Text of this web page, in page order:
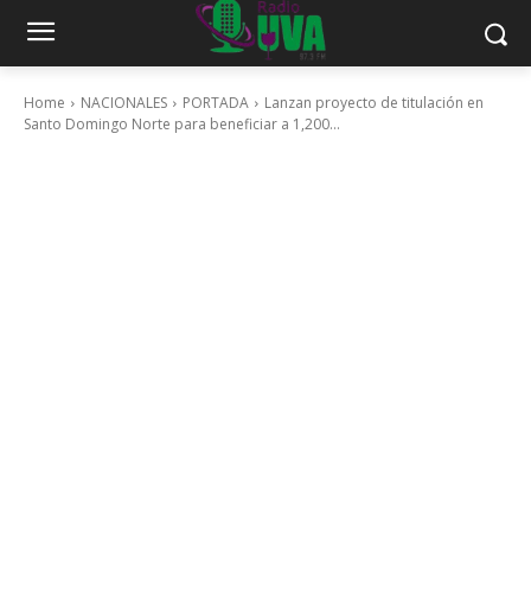
Home NACIONALES PORTADA
Lanzan proyecto de titulación en
Santo Domingo Norte para beneficiar a 1,200...